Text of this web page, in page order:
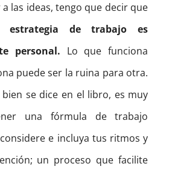
las ideas, tengo que decir que
de trabajo es
personal. Lo que funciona
puede ser la ruina para otra.
se dice en el libro, es muy
una fórmula de trabajo
e incluya tus ritmos y
un proceso que facilite